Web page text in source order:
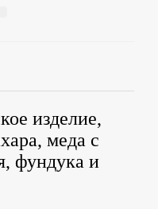
изделие,
меда с
фундука и